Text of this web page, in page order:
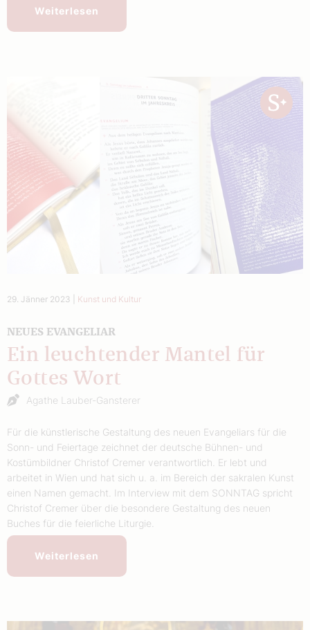
Weiterlesen
29. Jänner 2023 Kunst und Kultur
NEUES EVANGELIAR
Ein leuchtender Mantel für
Gottes Wort
Agathe Lauber-Gansterer
Für die künstlerische Gestaltung des neuen Evangeliars für die
Sonn- und Feiertage zeichnet der deutsche Bühnen- und
Kostümbildner Christof Cremer verantwortlich. Er lebt und
arbeitet in Wien und hat sich u. a. im Bereich der sakralen Kunst
einen Namen gemacht. Im Interview mit dem SONNTAG spricht
Christof Cremer über die besondere Gestaltung des neuen
Buches für die feierliche Liturgie.
Weiterlesen